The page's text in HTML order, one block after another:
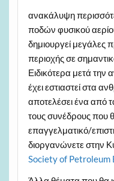
ανακάλυψη
ποδών φυσικού
δημιουργεί μεγάλες
περιοχής σε
Ειδικότερα μετά
έχει εστιαστεί στα
αποτελέσει ένα από
τους συνέδρους που
επαγγελματικό/
διοργανώνετε στην
Society of Petroleum